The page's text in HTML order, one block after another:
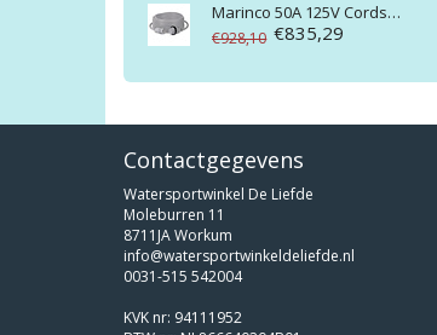
Marinco 50A 125V Cordset 50' Molded White
€928,10 €835,29
Contactgegevens
Watersportwinkel De Liefde
Moleburren 11
8711JA Workum
info@watersportwinkeldeliefde.nl
0031-515 542004
KVK nr: 94111952